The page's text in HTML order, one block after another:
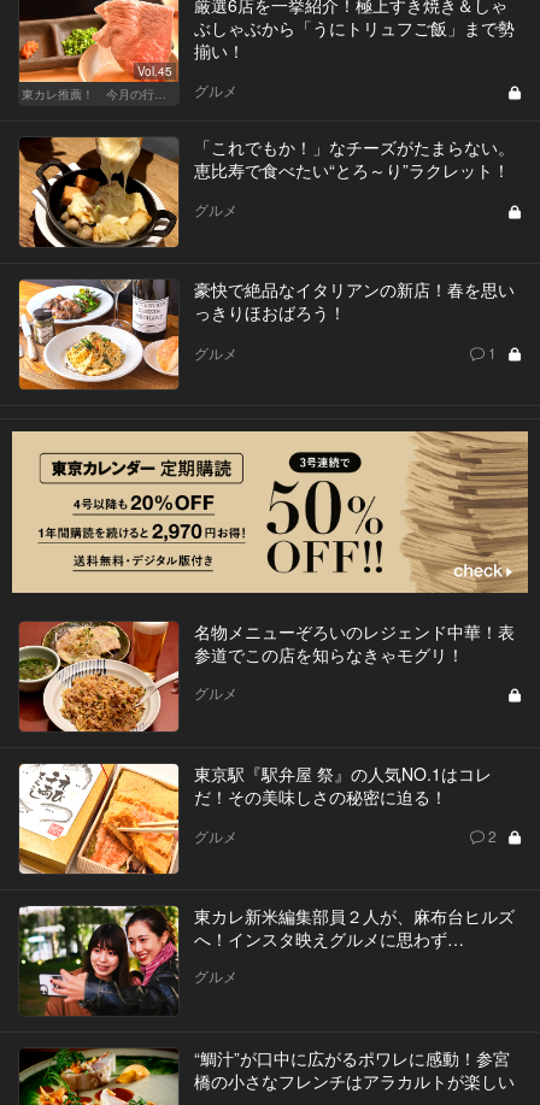
Vol.45
東カレ推薦！ 今月の行くべき店
厳選6店を一挙紹介！極上すき焼き＆しゃ
ぶしゃぶから「うにトリュフご飯」まで勢
揃い！
グルメ
「これでもか！」なチーズがたまらない。
恵比寿で食べたい“とろ～り”ラクレット！
グルメ
豪快で絶品なイタリアンの新店！春を思い
っきりほおばろう！
グルメ 1
名物メニューぞろいのレジェンド中華！表
参道でこの店を知らなきゃモグリ！
グルメ
東京駅『駅弁屋 祭』の人気NO.1はコレ
だ！その美味しさの秘密に迫る！
グルメ 2
東カレ新米編集部員２人が、麻布台ヒルズ
へ！インスタ映えグルメに思わず…
グルメ
“鯛汁”が口中に広がるポワレに感動！参宮
橋の小さなフレンチはアラカルトが楽しい